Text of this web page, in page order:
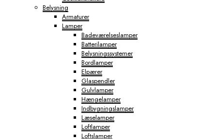
Belysning
Armaturer
Lamper
Badeværelseslamper
Batterilamper
Belysningssystemer
Bordlamper
Elpærer
Glaspendler
Gulvlamper
Hængelamper
Indbygningslamper
Læselamper
Loftlamper
Loftslamper